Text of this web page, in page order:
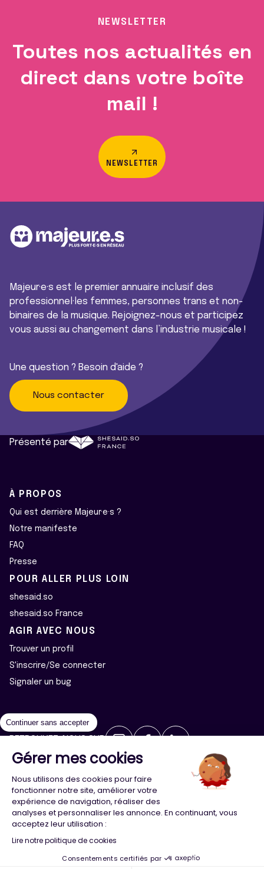
NEWSLETTER
Toutes nos actualités en
direct dans votre boîte
mail !
NEWSLETTER
Majeur·e·s est le premier annuaire inclusif des
professionnel·les femmes, personnes trans et non-
binaires de la musique. Rejoignez-nous et participez
vous aussi au changement dans l’industrie musicale !
Une question ? Besoin d'aide ?
Nous contacter
Présenté par
À PROPOS
Qui est derrière Majeur·e·s ?
Notre manifeste
FAQ
Presse
POUR ALLER PLUS LOIN
shesaid.so
shesaid.so France
AGIR AVEC NOUS
Trouver un profil
S'inscrire/Se connecter
Signaler un bug
2026 ©Majeur·e·s - Tous droits réservés
Politique de confidentialité
Cookies
Conception Agence Adeliom
Continuer sans accepter
Gérer mes cookies
Nous utilisons des cookies pour faire
fonctionner notre site, améliorer votre
expérience de navigation, réaliser des
analyses et personnaliser les annonce. En continuant, vous
acceptez leur utilisation :
Lire notre politique de cookies
Consentements certifiés par